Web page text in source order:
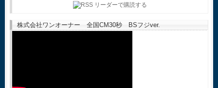
株式会社ワンオーナー 全国CM30秒 BSフジver.